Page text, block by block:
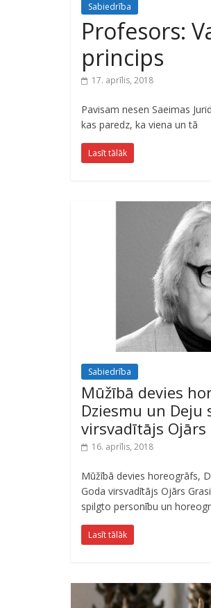
Sabiedrība
Profesors:
princips
17. aprīlis, 2018
Pavisam nesen Saeimas
kas paredz, ka viena un tā
Lasīt tālāk
Sabiedrība
Mūžībā devies
Dziesmu un Deju
virsvadītājs Ojārs
16. aprīlis, 2018
Mūžībā devies horeogrāfs,
Goda virsvadītājs Ojārs
spilgto personību un
Lasīt tālāk